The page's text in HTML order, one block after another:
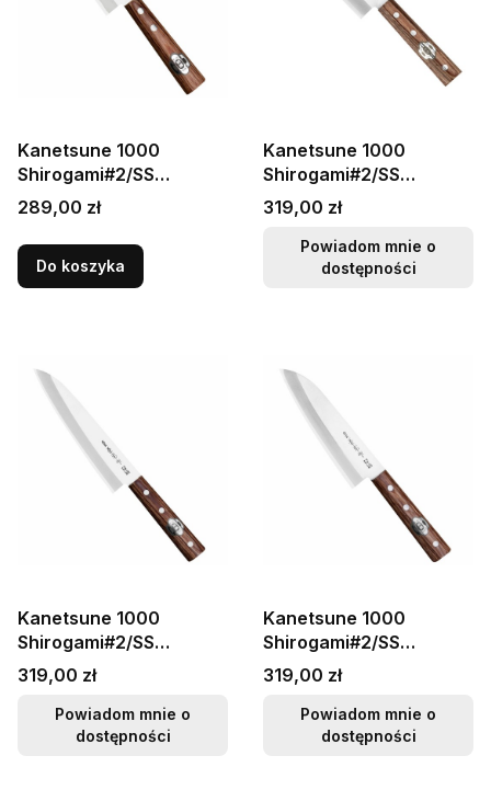
Kanetsune 1000
Shirogami#2/SS
Japoński Ostry Nóż Mini
Santoku Do Warzyw
14cm
Cena
289,00 zł
Do koszyka
Kanetsune 1000
Shirogami#2/SS
Japoński Nóż Nakiri
16,5cm
Cena
319,00 zł
Powiadom mnie o
dostępności
Kanetsune 1000
Shirogami#2/SS
Japoński Nóż Szefa
Kuchni 18cm
Cena
319,00 zł
Powiadom mnie o
dostępności
Kanetsune 1000
Shirogami#2/SS
Japoński Nóż Santoku
16,5cm
Cena
319,00 zł
Powiadom mnie o
dostępności